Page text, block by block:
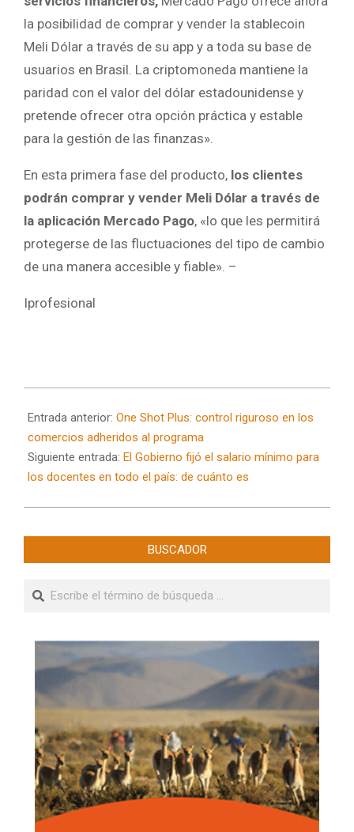
la posibilidad de comprar y vender la stablecoin
Meli Dólar a través de su app y a toda su base de
usuarios en Brasil. La criptomoneda mantiene la
paridad con el valor del dólar estadounidense y
pretende ofrecer otra opción práctica y estable
para la gestión de las finanzas».
En esta primera fase del producto, los clientes
podrán comprar y vender Meli Dólar a través de
la aplicación Mercado Pago, «lo que les permitirá
protegerse de las fluctuaciones del tipo de cambio
de una manera accesible y fiable». –
Iprofesional
08-
22
Entrada anterior: One Shot Plus: control riguroso en los
comercios adheridos al programa
Siguiente entrada: El Gobierno fijó el salario mínimo para
los docentes en todo el país: de cuánto es
BUSCADOR